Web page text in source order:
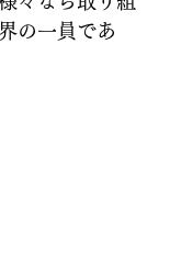
の一員であ